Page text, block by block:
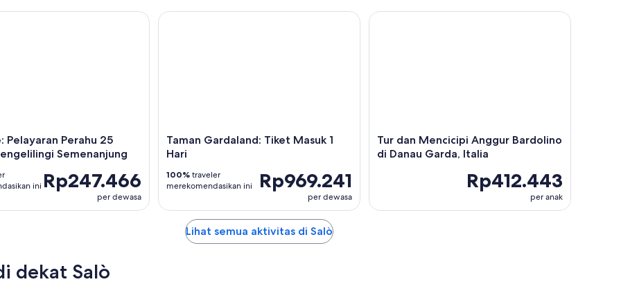
Pelayaran Perahu 25
Semenanjung
Rp247.466
per dewasa
ini
Perahu 25 Menit Mengelilingi Semenanjung
Taman Gardaland: Tiket Masuk 1
Hari
Rp969.241
per dewasa
100% traveler
merekomendasikan ini
Taman Gardaland: Tiket Masuk 1 Hari
Tur dan Mencicipi Anggur Bardolino
di Danau Garda, Italia
Rp412.443
per anak
Tur dan Mencicipi Anggur Bardolino di Danau
Lihat semua aktivitas di Salò
dekat Salò